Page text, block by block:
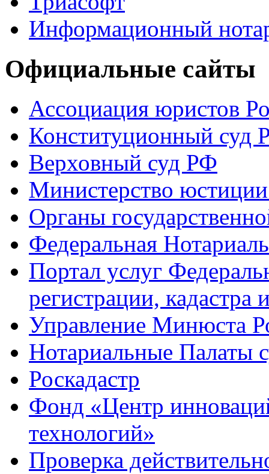
Информационный
Официальные сайты
Ассоциация юристов
Конституционный суд
Верховный суд РФ
Министерство
Органы
Федеральная
Портал услуг
регистрации, кадастра
Управление Минюста
Нотариальные Палаты
Роскадастр
Фонд «Центр
технологий»
Проверка